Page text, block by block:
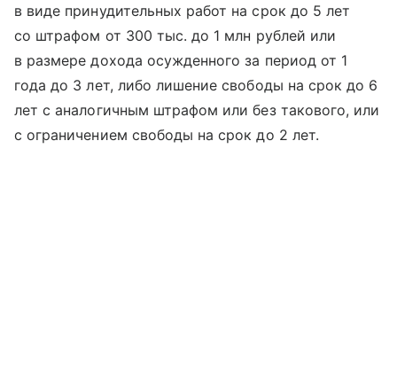
в виде принудительных работ на срок до 5 лет
со штрафом от 300 тыс. до 1 млн рублей или
в размере дохода осужденного за период от 1
года до 3 лет, либо лишение свободы на срок до 6
лет с аналогичным штрафом или без такового, или
с ограничением свободы на срок до 2 лет.